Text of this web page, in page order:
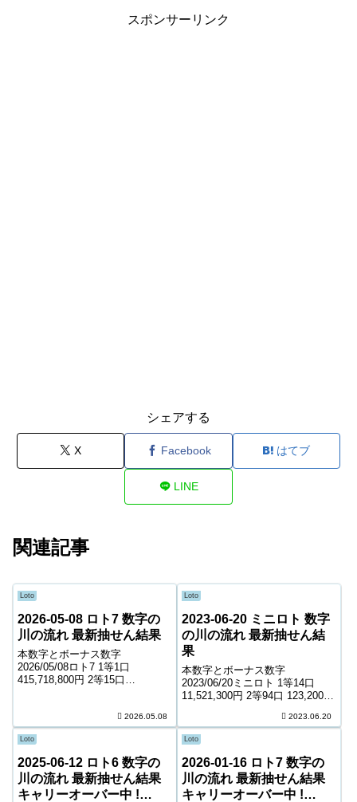
スポンサーリンク
シェアする
X Facebook はてブ
LINE
関連記事
Loto
2026-05-08 ロト7 数字の
川の流れ 最新抽せん結果
本数字とボーナス数字
2026/05/08ロト7 1等1口
415,718,800円 2等15口
1,400円 6等135,179口 1...2026.05.08
Loto
2023-06-20 ミニロト 数字
の川の流れ 最新抽せん結
果
本数字とボーナス数字
2023/06/20ミニロト 1等14口
11,521,300円 2等94口 123,200円
口 1,000円 ＊抽せんの結果は最
終的に発売元の発表のものと照
合して下...
2023.06.20
Loto
2025-06-12 ロト6 数字の
川の流れ 最新抽せん結果
キャリーオーバー中 !
Loto
2026-01-16 ロト7 数字の
川の流れ 最新抽せん結果
キャリーオーバー中 !